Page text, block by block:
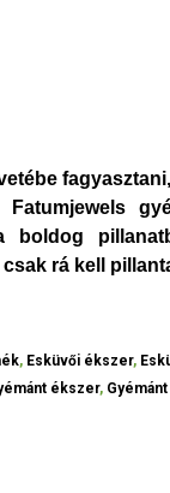
boldog
rá kell
, Esküvői ékszer,
ékszer, Gyémánt